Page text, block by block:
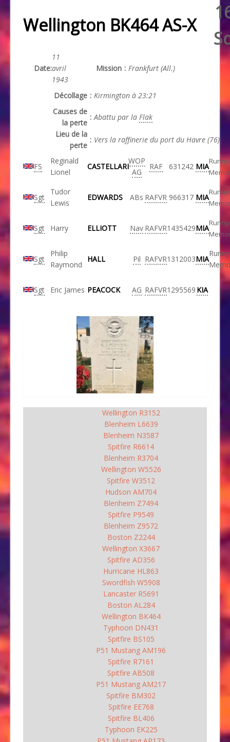
Wellington BK464 AS-X
Date:
11
avril
1943
Mission : Frankfurt (All.)
Décollage : Kirmington à 23:21
Causes de
la perte
: Abattu par la Flak
Lieu de la
perte
: Vers la raffinerie du port du Havre (76)
FS
Reginald
Lionel
CASTELLARI
WOP
AG
RAF 631242 MIA
Sgt
Tudor
Lewis
EDWARDS ABs RAFVR 966317 MIA
Sgt Harry ELLIOTT Nav RAFVR1435429MIA
Sgt
Philip
Raymond
HALL Pil RAFVR1312003MIA
Sgt Eric James PEACOCK AG RAFVR1295569 KIA
Wellington R3152
Blenheim L6639
Blenheim N3587
Spitfire R6614
Blenheim R3704
Wellington W5526
Spitfire W3512
Hudson AM704
Blenheim Z7494
Spitfire P9549
Blenheim Z9572
Boston Z2244
Wellington X3667
Spitfire AD356
Hurricane HL863
Swordfish W5908
Lancaster R5691
Boston AL284
Wellington BK464
Typhoon DN431
Spitfire BS105
P51 Mustang AM196
Spitfire R7161
Spitfire AB508
P51 Mustang AM217
Spitfire BM302
Spitfire EE768
Spitfire BL406
Typhoon EK225